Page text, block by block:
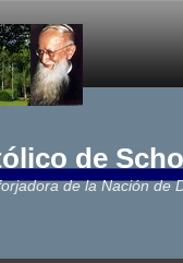
de
de la Nación de